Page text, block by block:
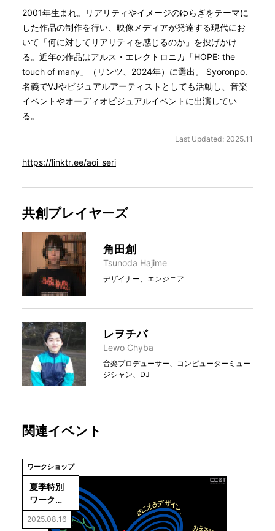
2001年生まれ。リアリティやイメージのゆらぎをテーマに
した作品の制作を行い、映像メディアが発達する現代にお
いて「何に対してリアリティを感じるのか」を投げかけ
る。近年の作品はアルス・エレクトロニカ「HOPE: the
touch of many」（リンツ、2024年）に選出。 Syoronpo.
名義でVJやビジュアルアーティストとしても活動し、音楽
イベントやオーディオビジュアルイベントに出演してい
る。
Last Updated: 2025.11
https://linktr.ee/aoi_seri
共創プレイヤーズ
角田創
Tsunoda Hajime
デザイナー、エンジニア
レヲチバ
Lewo Chyba
音楽プロデューサー、コンピューターミュー
ジシャン、DJ
関連イベント
ワークショップ
夏季特別
ワーク
ショップ
「きこえる
2025.08.16